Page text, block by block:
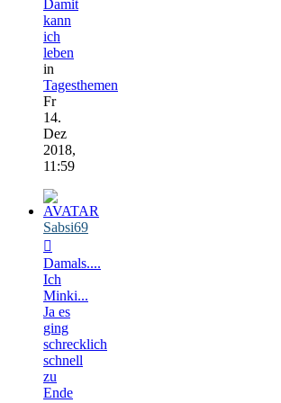
Damit
kann
ich
leben
in
Tagesthemen
Fr
14.
Dez
2018,
11:59
Sabsi69
Damals....
Ich
Minki...
Ja es
ging
schrecklich
schnell
zu
Ende